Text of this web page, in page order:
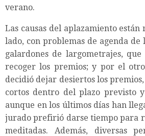
verano.
Las causas del aplazamiento
lado, con problemas de agenda de
galardones de largometrajes,
recoger los premios; y por el
decidió dejar desiertos los
cortos dentro del plazo previsto
aunque en los últimos días han
jurado prefirió darse tiempo para
meditadas. Además, diversas